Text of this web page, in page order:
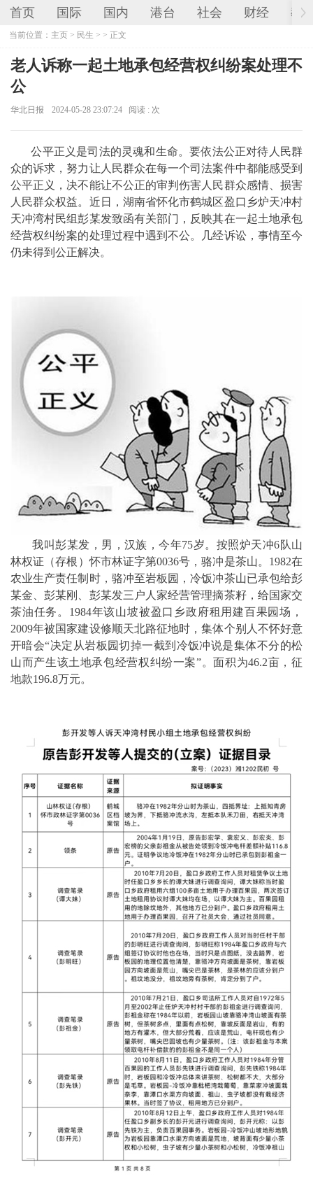
首页 国际 国内 港台 社会 财经 教
当前位置： 主页 > 民生 > > 正文
老人诉称一起土地承包经营权纠纷案处理不
公
华北日报 2024-05-28 23:07:24 阅读 : 次
公平正义是司法的灵魂和生命。要依法公正对待人民群
众的诉求，努力让人民群众在每一个司法案件中都能感受到
公平正义，决不能让不公正的审判伤害人民群众感情、损害
人民群众权益。近日，湖南省怀化市鹤城区盈口乡炉天冲村
天冲湾村民组彭某发致函有关部门，反映其在一起土地承包
经营权纠纷案的处理过程中遇到不公。几经诉讼，事情至今
仍未得到公正解决。
我叫彭某发，男，汉族，今年75岁。按照炉天冲6队山
林权证（存根）怀市林证字第0036号，骆冲是茶山。1982在
农业生产责任制时，骆冲至岩板园，冷饭冲茶山已承包给彭
某金、彭某刚、彭某发三户人家经营管理摘茶籽，给国家交
茶油任务。1984年该山坡被盈口乡政府租用建百果园场，
2009年被国家建设修顺天北路征地时，集体个别人不怀好意
开暗会“决定从岩板园切掉一截到冷饭冲说是集体不分的松
山而产生该土地承包经营权纠纷一案”。面积为46.2亩，征
地款196.8万元。